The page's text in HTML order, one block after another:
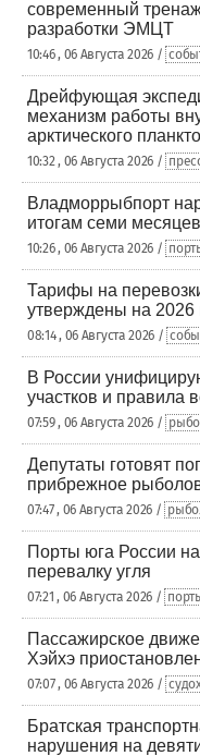
современный
разработки ЭМЦТ
10:46 , 06 Августа 2026 /
Дрейфующая
механизм работы
арктического
10:32 , 06 Августа 2026 /
Владморрыбпорт
итогам семи
10:26 , 06 Августа 2026 /
Тарифы на
утверждены на 2026
08:14 , 06 Августа 2026 /
В России
участков и правила
07:59 , 06 Августа 2026 /
Депутаты готовят
прибрежное
07:47 , 06 Августа 2026 /
Порты юга России
перевалку угля
07:21 , 06 Августа 2026 /
Пассажирское
Хэйхэ
07:07 , 06 Августа 2026 /
Братская
нарушения на